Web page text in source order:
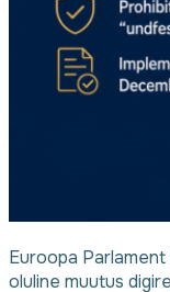
Euroopa
oluline muutus